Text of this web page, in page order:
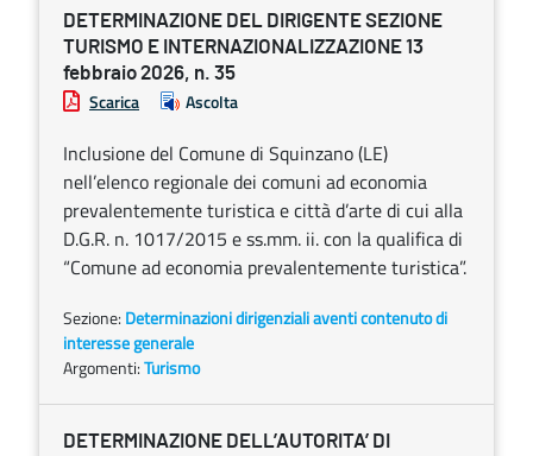
DETERMINAZIONE DEL DIRIGENTE SEZIONE
TURISMO E INTERNAZIONALIZZAZIONE 13
febbraio 2026, n. 35
Scarica Ascolta
Inclusione del Comune di Squinzano (LE)
nell’elenco regionale dei comuni ad economia
prevalentemente turistica e città d’arte di cui alla
D.G.R. n. 1017/2015 e ss.mm. ii. con la qualifica di
“Comune ad economia prevalentemente turistica”.
Sezione: Determinazioni dirigenziali aventi contenuto di
interesse generale
Argomenti:Turismo
DETERMINAZIONE DELL’AUTORITA’ DI